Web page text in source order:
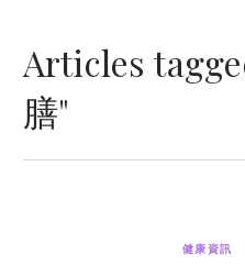
Articles
膳"
健康資訊